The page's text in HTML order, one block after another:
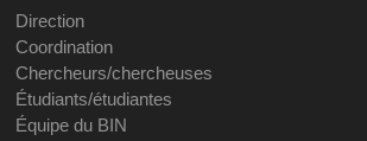
Direction
Coordination
Chercheurs/chercheuses
Étudiants/étudiantes
Équipe du BIN